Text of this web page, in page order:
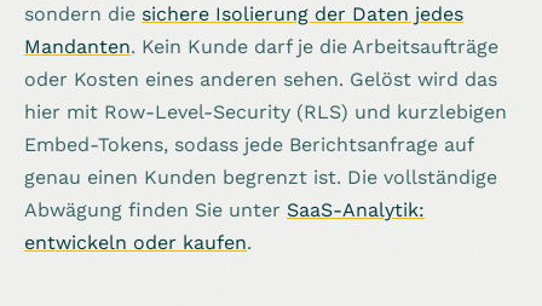
sondern die sichere Isolierung der Daten jedes
Mandanten. Kein Kunde darf je die Arbeitsaufträge
oder Kosten eines anderen sehen. Gelöst wird das
hier mit Row-Level-Security (RLS) und kurzlebigen
Embed-Tokens, sodass jede Berichtsanfrage auf
genau einen Kunden begrenzt ist. Die vollständige
Abwägung finden Sie unter SaaS-Analytik:
entwickeln oder kaufen.